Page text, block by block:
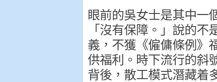
眼前的吳女士是其中一
「沒有保障。」說的
義，不獲《僱傭條例》
供福利。時下流行的斜
背後，散工模式潛藏着